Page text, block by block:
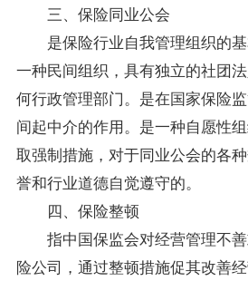
三、保险同业公会
是保险行业自我管理组织的基
一种民间组织，具有独立的社团
何行政管理部门。是在国家保险
间起中介的作用。是一种自愿性
取强制措施，对于同业公会的各
誉和行业道德自觉遵守的。
四、保险整顿
指中国保监会对经营管理不善
险公司，通过整顿措施促其改善